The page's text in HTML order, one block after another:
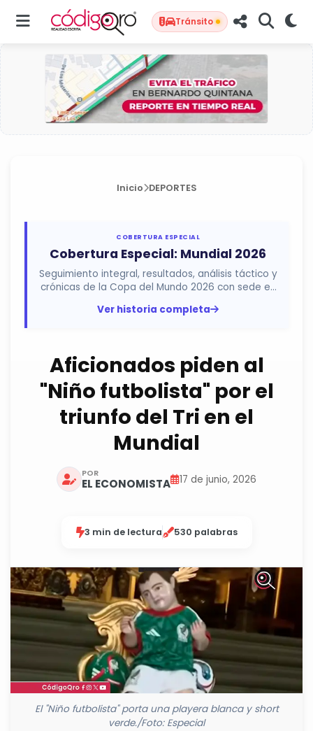
Tránsito
Inicio DEPORTES
COBERTURA ESPECIAL
Cobertura Especial: Mundial 2026
Seguimiento integral, resultados, análisis táctico y
crónicas de la Copa del Mundo 2026 con sede en
Ver historia completa
Aficionados piden al
"Niño futbolista" por el
triunfo del Tri en el
Mundial
POR
EL ECONOMISTA 17 de junio, 2026
3 min de lectura 530 palabras
El "Niño futbolista" porta una playera blanca y short
verde./Foto: Especial